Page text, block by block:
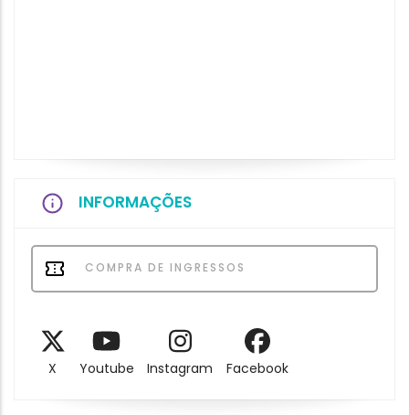
INFORMAÇÕES
COMPRA DE INGRESSOS
X Youtube Instagram Facebook